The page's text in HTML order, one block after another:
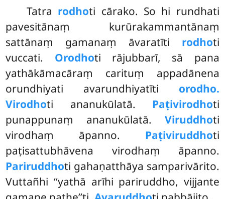
Tatra rodhoti cārako. So hi rundhati
pavesitānaṃ kurūrakammantānaṃ
sattānaṃ gamanaṃ āvaratīti rodhoti
vuccati. Orodhoti rājubbarī, sā pana
yathākāmacāraṃ carituṃ appadānena
orundhiyati avarundhiyatīti orodho.
Virodhoti ananukūlatā. Paṭivirodhoti
punappunaṃ ananukūlatā. Viruddhoti
virodhaṃ āpanno. Paṭiviruddhoti
paṭisattubhāvena virodhaṃ āpanno.
Pariruddhoti gahaṇatthāya samparivārito.
Vuttañhi ‘‘yathā arīhi pariruddho, vijjante